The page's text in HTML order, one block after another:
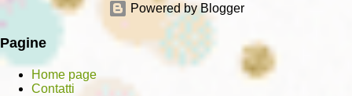
Powered by Blogger
Pagine
Home page
Contatti